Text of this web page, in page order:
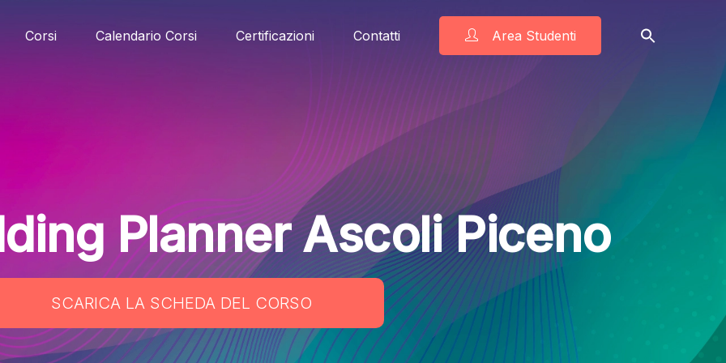
Corsi Calendario Corsi Certificazioni Contatti Area Studenti
Planner Ascoli Piceno
SCARICA LA SCHEDA DEL CORSO